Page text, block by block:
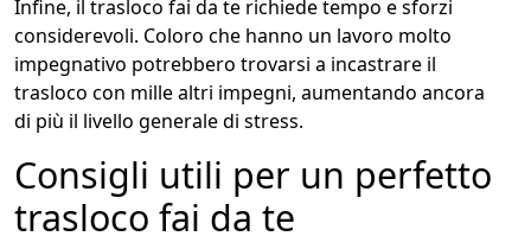
Infine, il trasloco fai da te richiede tempo e sforzi
considerevoli. Coloro che hanno un lavoro molto
impegnativo potrebbero trovarsi a incastrare il
trasloco con mille altri impegni, aumentando ancora
di più il livello generale di stress.
Consigli utili per un perfetto
trasloco fai da te